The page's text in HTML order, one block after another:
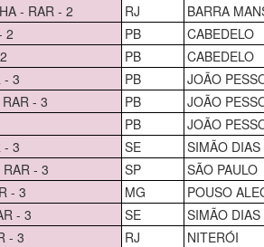
- RAR - 2
RJ
BARRA
2 PB
CABEDELO
PB
CABEDELO
- 3
PB
JOÃO
- 3
PB
JOÃO
PB
JOÃO
- 3
SE
SIMÃO DIAS
- 3
SP
SÃO PAULO
- 3
MG
POUSO
- 3
SE
SIMÃO DIAS
- 3
RJ NITERÓI